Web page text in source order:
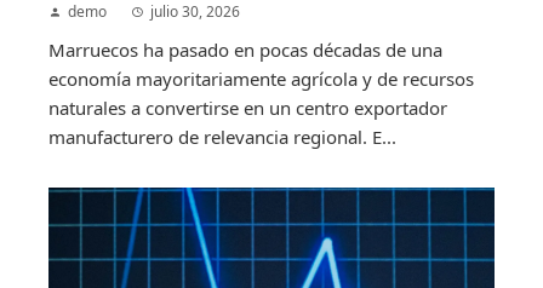
demo julio 30, 2026
Marruecos ha pasado en pocas décadas de una
economía mayoritariamente agrícola y de recursos
naturales a convertirse en un centro exportador
manufacturero de relevancia regional. E...